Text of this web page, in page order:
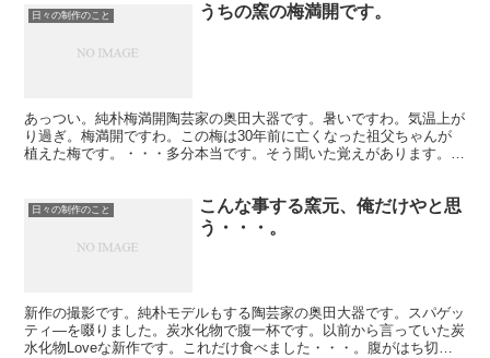
日々の制作のこと うちの窯の梅満開です。
あっつい。純朴梅満開陶芸家の奥田大器です。暑いですわ。気温上が
り過ぎ。梅満開ですわ。この梅は30年前に亡くなった祖父ちゃんが
植えた梅です。・・・多分本当です。そう聞いた覚えがあります。そ
日々の制作のこと
こんな事する窯元、俺だけやと思
う・・・。
新作の撮影です。純朴モデルもする陶芸家の奥田大器です。スパゲッ
ティ―を啜りました。炭水化物で腹一杯です。以前から言っていた炭
水化物Loveな新作です。これだけ食べました・・・。腹がはち切れ